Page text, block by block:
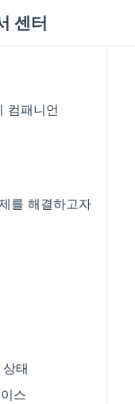
센터
컴패니언
를 해결하고자
태
스